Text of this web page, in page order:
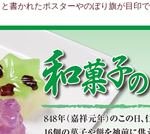
書かれたポスターやのぼり旗が目印